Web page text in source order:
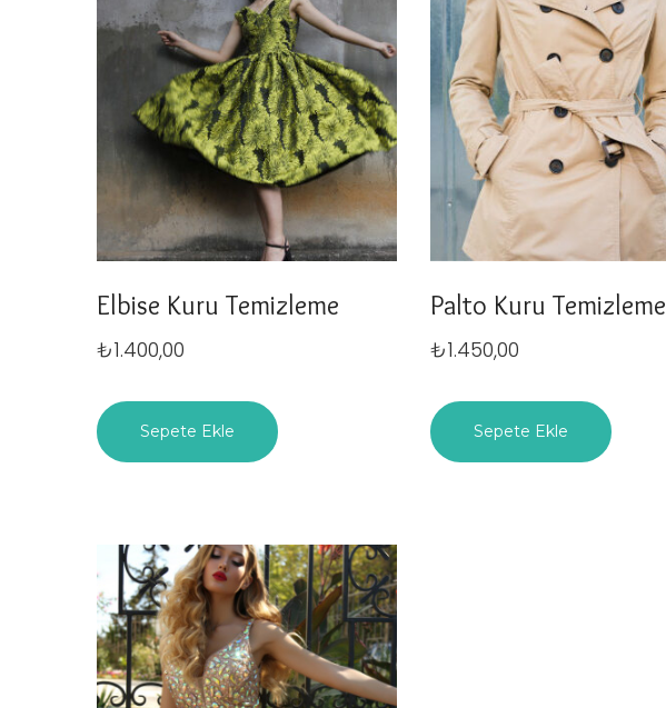
Elbise Kuru Temizleme
₺1.400,00
Sepete Ekle
Palto Kuru Temizleme
₺1.450,00
Sepete Ekle